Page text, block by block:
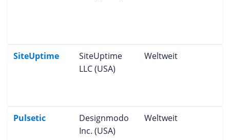
SiteUptime
SiteUptime
LLC (USA)
Weltweit
Pulsetic
Designmodo
Inc. (USA)
Weltweit